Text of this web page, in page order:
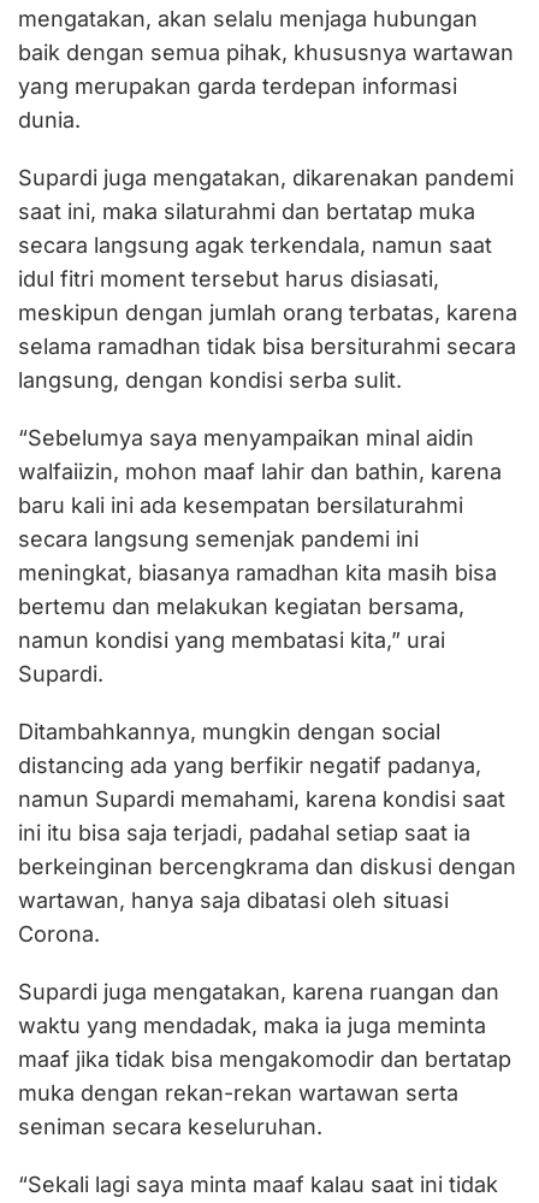
mengatakan, akan selalu menjaga hubungan
baik dengan semua pihak, khususnya wartawan
yang merupakan garda terdepan informasi
dunia.
Supardi juga mengatakan, dikarenakan pandemi
saat ini, maka silaturahmi dan bertatap muka
secara langsung agak terkendala, namun saat
idul fitri moment tersebut harus disiasati,
meskipun dengan jumlah orang terbatas, karena
selama ramadhan tidak bisa bersiturahmi secara
langsung, dengan kondisi serba sulit.
“Sebelumya saya menyampaikan minal aidin
walfaiizin, mohon maaf lahir dan bathin, karena
baru kali ini ada kesempatan bersilaturahmi
secara langsung semenjak pandemi ini
meningkat, biasanya ramadhan kita masih bisa
bertemu dan melakukan kegiatan bersama,
namun kondisi yang membatasi kita,” urai
Supardi.
Ditambahkannya, mungkin dengan social
distancing ada yang berfikir negatif padanya,
namun Supardi memahami, karena kondisi saat
ini itu bisa saja terjadi, padahal setiap saat ia
berkeinginan bercengkrama dan diskusi dengan
wartawan, hanya saja dibatasi oleh situasi
Corona.
Supardi juga mengatakan, karena ruangan dan
waktu yang mendadak, maka ia juga meminta
maaf jika tidak bisa mengakomodir dan bertatap
muka dengan rekan-rekan wartawan serta
seniman secara keseluruhan.
“Sekali lagi saya minta maaf kalau saat ini tidak